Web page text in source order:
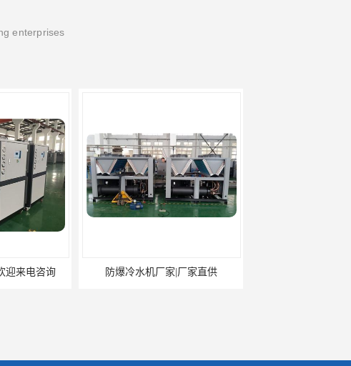
enterprises
冷水机厂家|厂家直供 防爆冷水机厂家